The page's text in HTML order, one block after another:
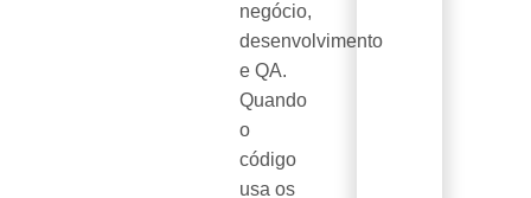
negócio,
desenvolvimento
e QA.
Quando
o
código
usa os